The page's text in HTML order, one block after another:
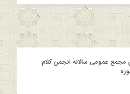
مجمع عمومی سالانه انجمن کلام